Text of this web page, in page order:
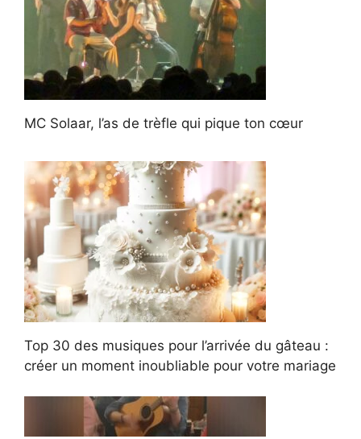
MC Solaar, l’as de trèfle qui pique ton cœur
Top 30 des musiques pour l’arrivée du gâteau :
créer un moment inoubliable pour votre mariage